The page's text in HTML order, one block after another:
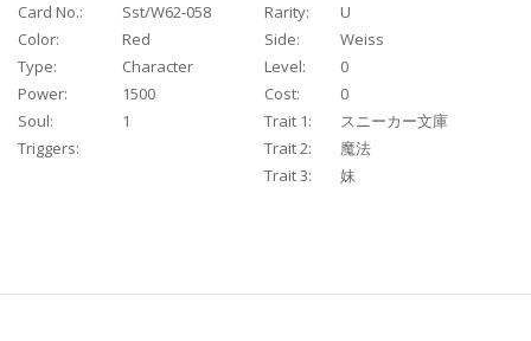
Card No.: Sst/W62-058 Rarity:
U
Color:
Red Side:
Weiss
Type:
Character Level:
0
Power:
1500 Cost:
0
Soul:
1 Trait 1:
スニーカー文庫
Triggers:
Trait 2:
魔法
Trait 3:
妹